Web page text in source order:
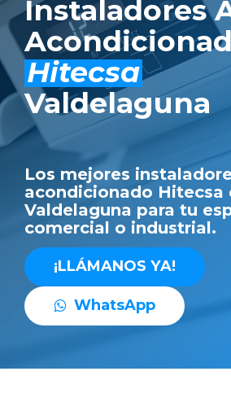
Instaladores
Hitecsa
Valdelaguna
Los mejores
acondicionado Hitecsa
Valdelaguna para tu
comercial o industrial.
¡LLÁMANOS YA!
WhatsApp